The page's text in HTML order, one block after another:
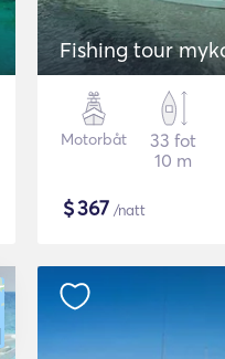
Fishing tour
Motorbåt
33 fot
10 m
$367 /natt